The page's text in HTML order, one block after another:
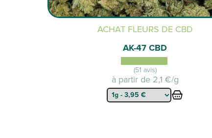
ACHAT FLEURS DE CBD
AK-47 CBD
(51 avis)
à partir de 2,1 €/g